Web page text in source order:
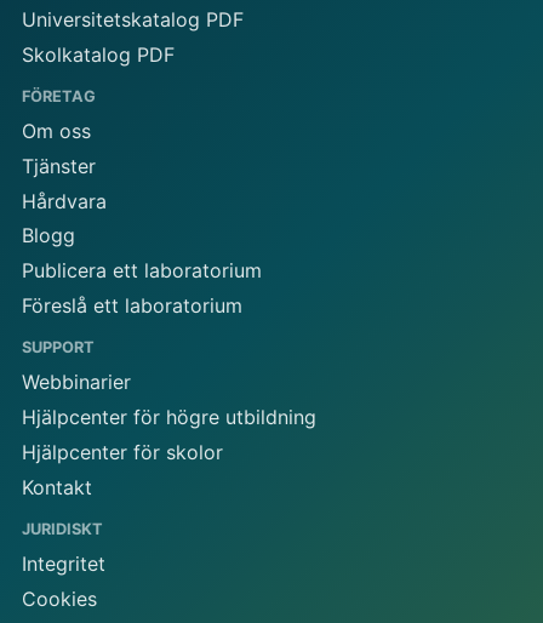
Universitetskatalog PDF
Skolkatalog PDF
FÖRETAG
Om oss
Tjänster
Hårdvara
Blogg
Publicera ett laboratorium
Föreslå ett laboratorium
SUPPORT
Webbinarier
Hjälpcenter för högre utbildning
Hjälpcenter för skolor
Kontakt
JURIDISKT
Integritet
Cookies